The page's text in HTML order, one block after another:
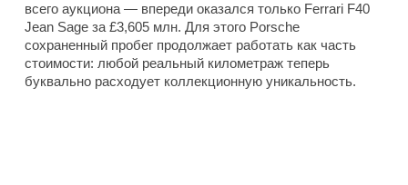
всего аукциона — впереди оказался только Ferrari F40
Jean Sage за £3,605 млн. Для этого Porsche
сохраненный пробег продолжает работать как часть
стоимости: любой реальный километраж теперь
буквально расходует коллекционную уникальность.